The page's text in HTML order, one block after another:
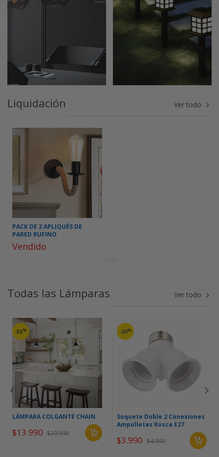
Liquidación Ver todo
PACK DE 2 APLIQUÉS DE
PARED RUFINO
Vendido
Todas las Lámparas Ver todo
-53%
LÁMPARA COLGANTE CHAIN
$13.990 $29.990
-20%
Soquete Doble 2 Conexiones
Ampolletas Rosca E27
$3.990 $4.990